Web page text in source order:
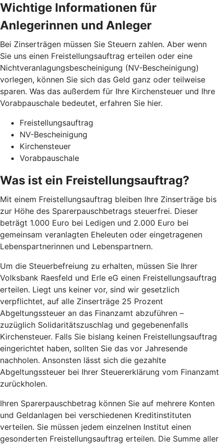
Wichtige Informationen für
Anlegerinnen und Anleger
Bei Zinserträgen müssen Sie Steuern zahlen. Aber wenn
Sie uns einen Freistellungsauftrag erteilen oder eine
Nichtveranlagungsbescheinigung (NV-Bescheinigung)
vorlegen, können Sie sich das Geld ganz oder teilweise
sparen. Was das außerdem für Ihre Kirchensteuer und Ihre
Vorabpauschale bedeutet, erfahren Sie hier.
Freistellungsauftrag
NV-Bescheinigung
Kirchensteuer
Vorabpauschale
Was ist ein Freistellungsauftrag?
Mit einem Freistellungsauftrag bleiben Ihre Zinserträge bis
zur Höhe des Sparerpauschbetrags steuerfrei. Dieser
beträgt 1.000 Euro bei Ledigen und 2.000 Euro bei
gemeinsam veranlagten Eheleuten oder eingetragenen
Lebenspartnerinnen und Lebenspartnern.
Um die Steuerbefreiung zu erhalten, müssen Sie Ihrer
Volksbank Raesfeld und Erle eG einen Freistellungsauftrag
erteilen. Liegt uns keiner vor, sind wir gesetzlich
verpflichtet, auf alle Zinserträge 25 Prozent
Abgeltungssteuer an das Finanzamt abzuführen –
zuzüglich Solidaritätszuschlag und gegebenenfalls
Kirchensteuer. Falls Sie bislang keinen Freistellungsauftrag
eingerichtet haben, sollten Sie das vor Jahresende
nachholen. Ansonsten lässt sich die gezahlte
Abgeltungssteuer bei Ihrer Steuererklärung vom Finanzamt
zurückholen.
Ihren Sparerpauschbetrag können Sie auf mehrere Konten
und Geldanlagen bei verschiedenen Kreditinstituten
verteilen. Sie müssen jedem einzelnen Institut einen
gesonderten Freistellungsauftrag erteilen. Die Summe aller